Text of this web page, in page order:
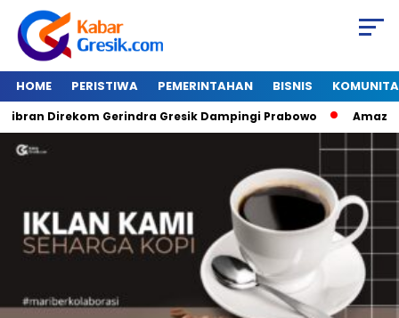
HOME PERISTIWA PEMERINTAHAN BISNIS
Direkom Gerindra Gresik Dampingi Prabowo Amazon